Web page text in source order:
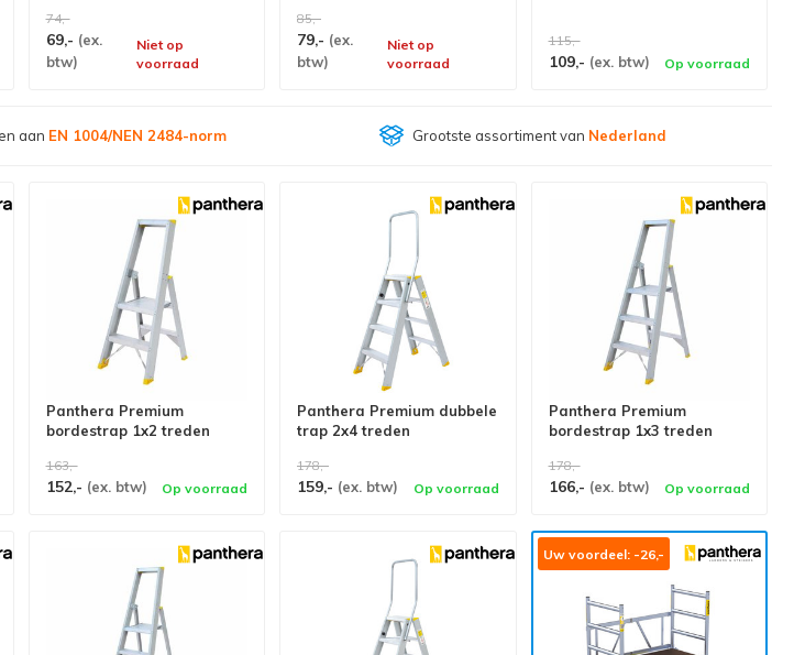
74,-
69,- (ex.
btw)
Niet op
voorraad
85,-
79,- (ex.
btw)
Niet op
voorraad
115,-
109,- (ex. btw) Op voorraad
vanNederland Klantenbeoordeling 9,4/10
Panthera Premium
bordestrap 1x2 treden
163,-
152,- (ex. btw) Op voorraad
Panthera Premium dubbele
trap 2x4 treden
178,-
159,- (ex. btw) Op voorraad
Panthera Premium
bordestrap 1x3 treden
178,-
166,- (ex. btw) Op voorraad
Uw voordeel: -26,-